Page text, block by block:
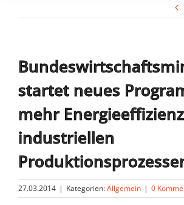
startet neues
mehr
industriellen
27.03.2014 | Kategorien:Allgemein | 0